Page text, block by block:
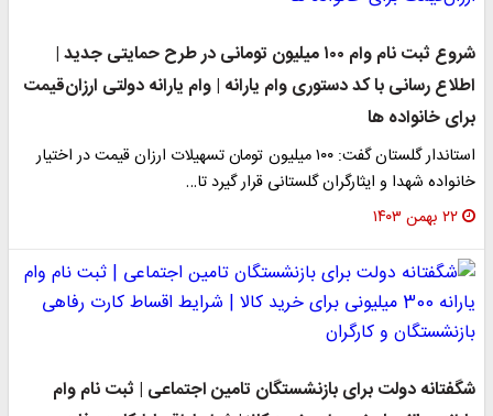
شروع ثبت نام وام ۱۰۰ میلیون تومانی در طرح حمایتی جدید |
اطلاع رسانی با کد دستوری وام یارانه | وام یارانه دولتی ارزان‌قیمت
برای خانواده ها
استاندار گلستان گفت: ۱۰۰ میلیون تومان تسهیلات ارزان قیمت در اختیار
خانواده شهدا و ایثارگران گلستانی قرار گیرد تا…
۲۲ بهمن ۱۴۰۳
شگفتانه دولت برای بازنشستگان تامین اجتماعی | ثبت نام وام